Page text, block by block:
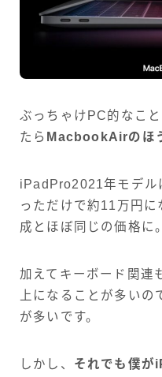
ぶっちゃけPC的なこ
たら MacbookAirのほ
iPadPro2021年モデ
っただけで約11万円
成とほぼ同じの価格に。
加えてキーボード関連
上になることが多い
が多いです。
しかし、 それでも僕が